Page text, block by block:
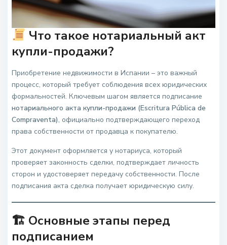
Что такое нотариальный акт
купли-продажи?
Приобретение недвижимости в Испании – это важный
процесс, который требует соблюдения всех юридических
формальностей. Ключевым шагом является подписание
нотариального акта купли-продажи (Escritura Pública de
Compraventa), официально подтверждающего переход
права собственности от продавца к покупателю.
Этот документ оформляется у нотариуса, который
проверяет законность сделки, подтверждает личность
сторон и удостоверяет передачу собственности. После
подписания акта сделка получает юридическую силу.
🏗 Основные этапы перед
подписанием